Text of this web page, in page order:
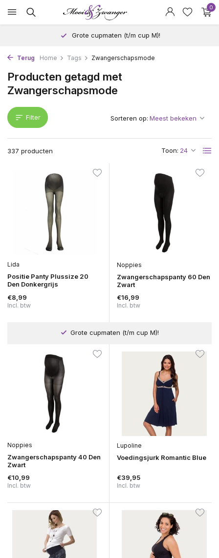
0
Grote cupmaten (t/m cup M)!
Terug Home Tags Zwangerschapsmode
Producten getagd met
Zwangerschapsmode
Filter
337 producten Toon:
Sorteren op:
Lida
Positie Panty Plussize 20
Den Donkergrijs
€8,99
Incl. btw
Noppies
Zwangerschapspanty 60 Den
Zwart
€16,99
Incl. btw
Grote cupmaten (t/m cup M)!
Noppies
Zwangerschapspanty 40 Den
Zwart
€10,99
Incl. btw
Lupoline
Voedingsjurk Romantic Blue
€39,95
Incl. btw